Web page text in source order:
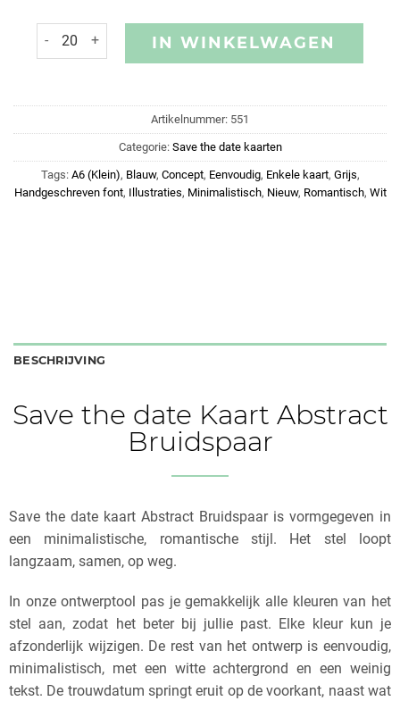
IN WINKELWAGEN
Artikelnummer: 551
Categorie: Save the date kaarten
Tags: A6 (Klein), Blauw, Concept, Eenvoudig, Enkele kaart, Grijs,
Handgeschreven font, Illustraties, Minimalistisch, Nieuw, Romantisch, Wit
BESCHRIJVING
Save the date Kaart Abstract
Bruidspaar
Save the date kaart Abstract Bruidspaar is vormgegeven in
een minimalistische, romantische stijl. Het stel loopt
langzaam, samen, op weg.
In onze ontwerptool pas je gemakkelijk alle kleuren van het
stel aan, zodat het beter bij jullie past. Elke kleur kun je
afzonderlijk wijzigen. De rest van het ontwerp is eenvoudig,
minimalistisch, met een witte achtergrond en een weinig
tekst. De trouwdatum springt eruit op de voorkant, naast wat